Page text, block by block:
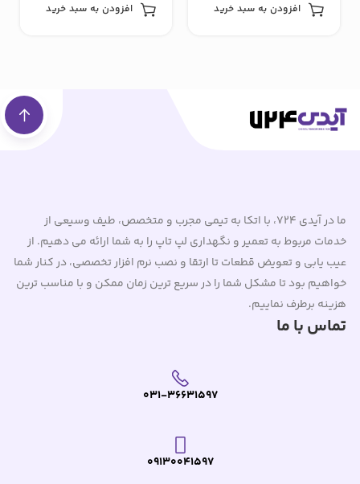
افزودن به سبد خرید
افزودن به سبد خرید
ما در آیدی 724، با اتکا به تیمی مجرب و متخصص، طیف وسیعی از
خدمات مربوط به تعمیر و نگهداری لپ تاپ را به شما ارائه می دهیم. از
عیب یابی و تعویض قطعات تا ارتقا و نصب نرم افزار تخصصی، در کنار شما
خواهیم بود تا مشکل شما را در سریع ترین زمان ممکن و با مناسب ترین
هزینه برطرف نماییم.
تماس با ما
031-36631597
09130041597